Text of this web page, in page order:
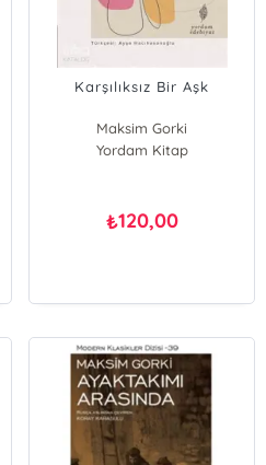
Karşılıksız Bir Aşk
Maksim Gorki
Yordam Kitap
₺120,00